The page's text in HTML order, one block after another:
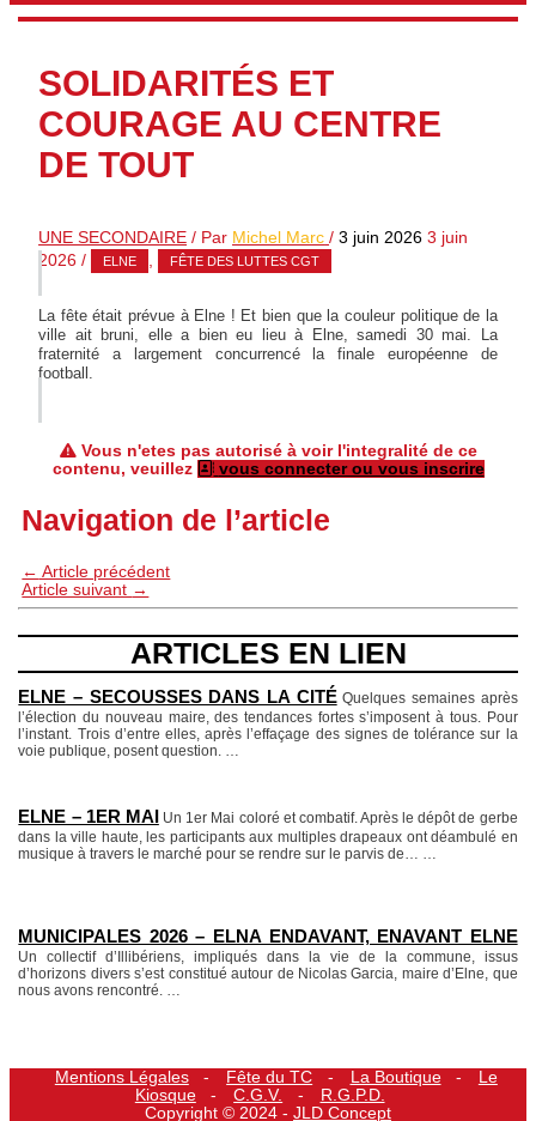
SOLIDARITÉS ET
COURAGE AU CENTRE
DE TOUT
UNE SECONDAIRE / Par Michel Marc /3 juin 2026 3 juin
2026 / ELNE , FÊTE DES LUTTES CGT
La fête était prévue à Elne ! Et bien que la couleur politique de la
ville ait bruni, elle a bien eu lieu à Elne, samedi 30 mai. La
fraternité a largement concurrencé la finale européenne de
football.
Vous n'etes pas autorisé à voir l'integralité de ce
contenu, veuillez
vous connecter ou vous inscrire
Navigation de l’article
← Article précédent
Article suivant →
ARTICLES EN LIEN
ELNE – SECOUSSES DANS LA CITÉ Quelques semaines après
l’élection du nouveau maire, des tendances fortes s’imposent à tous. Pour
l’instant. Trois d’entre elles, après l’effaçage des signes de tolérance sur la
voie publique, posent question.
ELNE – 1ER MAI Un 1er Mai coloré et combatif. Après le dépôt de gerbe
dans la ville haute, les participants aux multiples drapeaux ont déambulé en
musique à travers le marché pour se rendre sur le parvis de…
MUNICIPALES 2026 – ELNA ENDAVANT, ENAVANT ELNE
Un collectif d’Illibériens, impliqués dans la vie de la commune, issus
d’horizons divers s’est constitué autour de Nicolas Garcia, maire d’Elne, que
nous avons rencontré.
Mentions Légales Fête du TC La Boutique
Le
Kiosque
C.G.V.
R.G.P.D.
Copyright © 2024 - JLD Concept